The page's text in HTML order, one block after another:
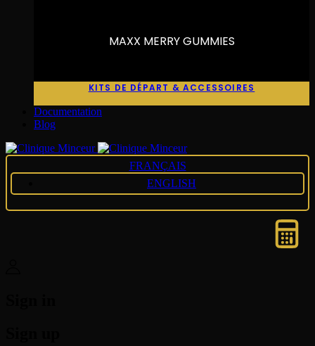
MAXX MERRY GUMMIES
KITS DE DÉPART & ACCESSOIRES
Documentation
Blog
FRANÇAIS
ENGLISH